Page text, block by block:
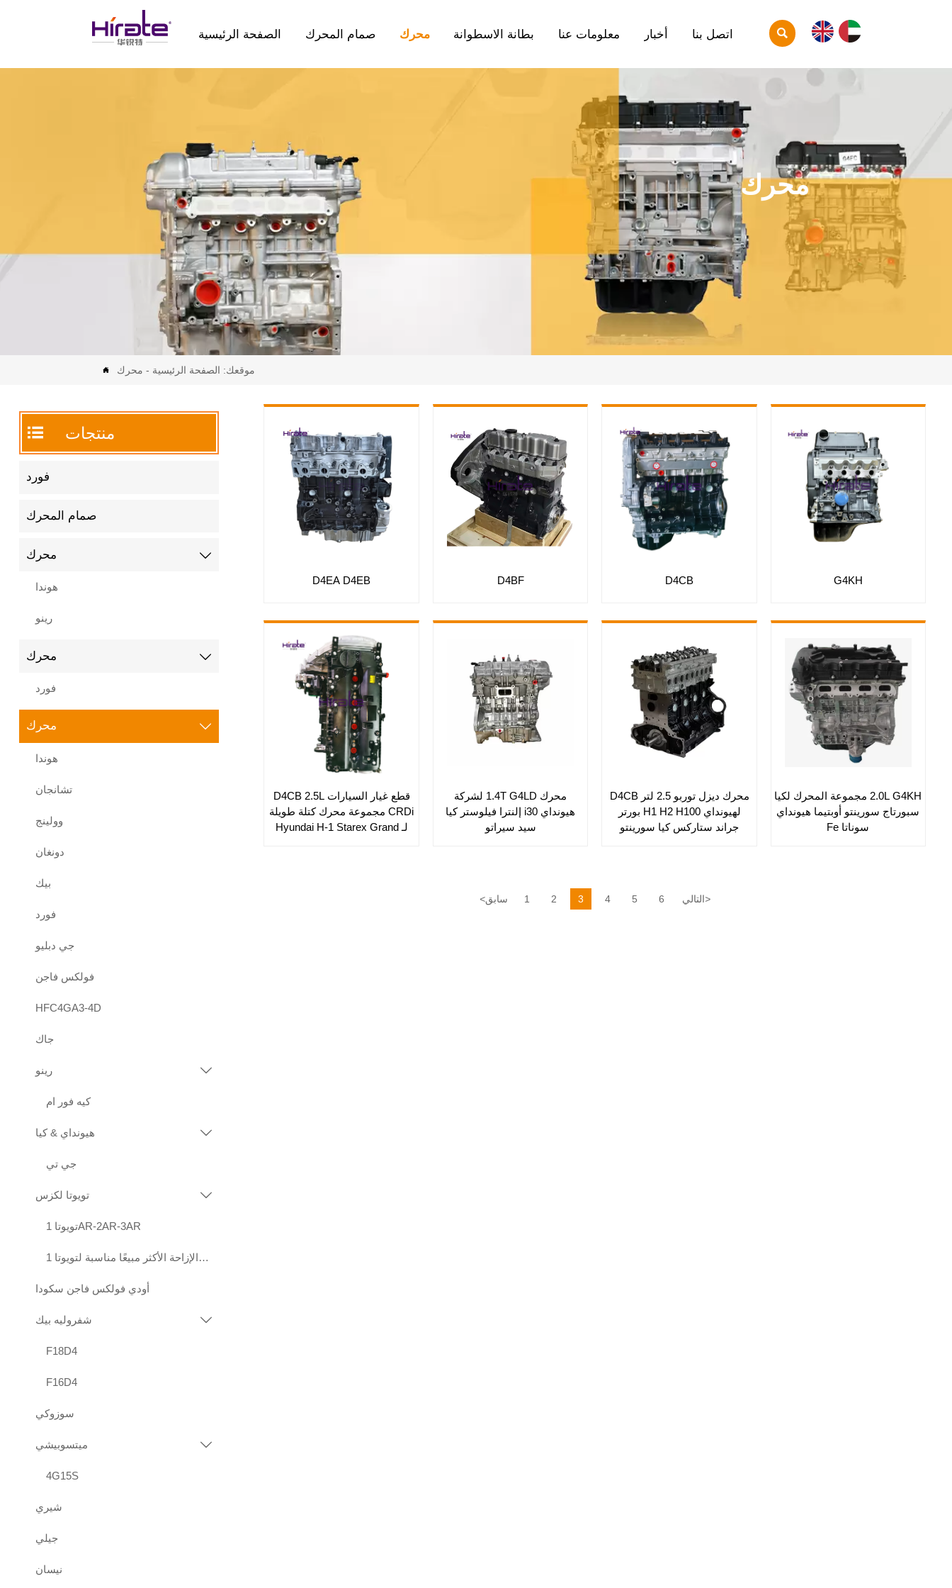
الصفحة الرئيسية صمام المحرك محرك بطانة الاسطوانة معلومات عنا أخبار اتصل بنا 
محرك
 موقعك: الصفحة الرئيسية - محرك
 منتجات
فورد
صمام المحرك
محرك 
هوندا
رينو
محرك 
فورد
محرك 
هوندا
تشانجان
وولينج
دونغان
بيك
فورد
جي دبليو
فولكس فاجن
HFC4GA3-4D
جاك
رينو 
كيه فور ام
هيونداي & كيا 
جي تي
تويوتا لكزس 
تويوتا 1AR-2AR-3AR
محركات عالية الجودة قياسية الإزاحة الأكثر مبيعًا مناسبة لتويوتا 1KD 2KD
أودي فولكس فاجن سكودا
شفروليه بيك 
F18D4
F16D4
سوزوكي
ميتسوبيشي 
4G15S
شيري
جيلي
نيسان
D4EA D4EB D4BF D4CB G4KH
قطع غيار السيارات D4CB 2.5L
CRDi مجموعة محرك كتلة طويلة
لـ Hyundai H-1 Starex Grand
محرك 1.4T G4LD لشركة
هيونداي i30 إلنترا فيلوستر كيا
سيد سيراتو
محرك ديزل توربو 2.5 لتر D4CB
لهيونداي H1 H2 H100 بورتر
جراند ستاركس كيا سورينتو
2.0L G4KH مجموعة المحرك لكيا
سبورتاج سورينتو أوبتيما هيونداي
سوناتا Fe
<سابق 1 2 3 4 5 6 التالي>